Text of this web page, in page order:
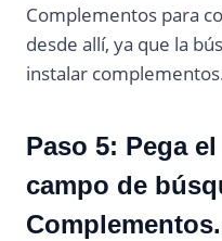
Complementos para
desde allí, ya que la
instalar
Paso 5: Pega
campo de
Complementos.